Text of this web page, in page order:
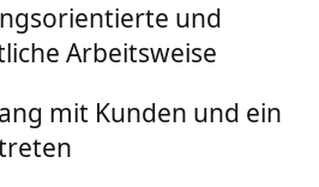
und
Arbeitsweise
mit Kunden und ein